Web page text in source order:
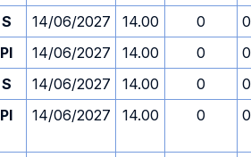
S 14/06/2027 14.00 0
PI 14/06/2027 14.00 0
S 14/06/2027 14.00 0
PI 14/06/2027 14.00 0